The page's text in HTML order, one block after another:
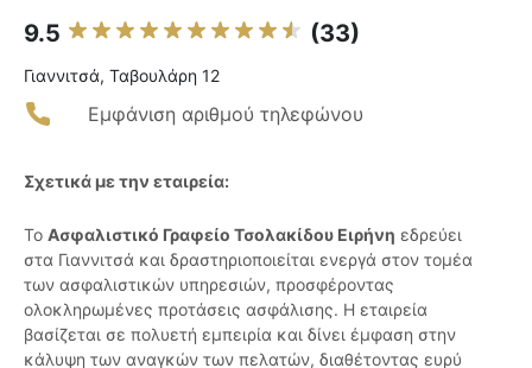
9.5 (33)
Γιαννιτσά, Ταβουλάρη 12
Εμφάνιση αριθμού τηλεφώνου
Σχετικά με την εταιρεία:
Το Ασφαλιστικό Γραφείο Τσολακίδου Ειρήνη εδρεύει
στα Γιαννιτσά και δραστηριοποιείται ενεργά στον τομέα
των ασφαλιστικών υπηρεσιών, προσφέροντας
ολοκληρωμένες προτάσεις ασφάλισης. Η εταιρεία
βασίζεται σε πολυετή εμπειρία και δίνει έμφαση στην
κάλυψη των αναγκών των πελατών, διαθέτοντας ευρύ